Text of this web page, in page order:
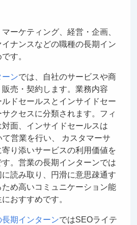
ーケティング、経営・企画、
ナンスなどの職種の長期イン
す。
ーンでは、自社のサービスや商
売・契約します。業務内容
ドセールスとインサイドセー
クセスに分類されます。フィ
面、インサイドセールスは
営業を行い、 カスタマーサ
り添いサービスの利用価値を
。営業の長期インターンでは
読み取り、円滑に意思疎通す
め高いコミュニケーション能
おすすめです。
期インターンではSEOライテ